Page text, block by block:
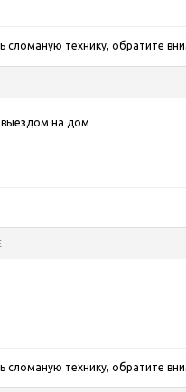
сломаную технику, обратите
выездом на дом
сломаную технику, обратите